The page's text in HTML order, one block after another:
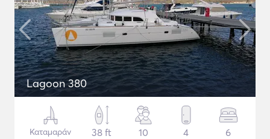
Lagoon 380
Καταμαράν
38 ft
10 4 6